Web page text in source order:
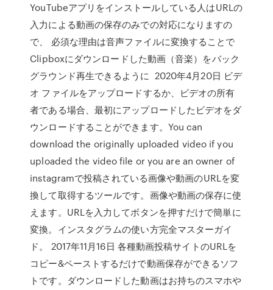
YouTubeアプリをインストールしている人はURLの
入力による動画の保存のみでの対応になりますの
で、 必須な理由は音声ファイルに変換することで
Clipboxにダウンロードした動画（音楽）をバック
グラウンド再生できるように 2020年4月20日 ビデ
オ ファイルをアップロードするか、ビデオの所有
者である場合、最初にアップロードしたビデオをダ
ウンロードすることができます。You can
download the originally uploaded video if you
uploaded the video file or you are an owner of
instagramで投稿されている画像や動画のURLを変
換して取得するツールです。画像や動画の保存に使
えます。URLを入力してボタンを押すだけで簡単に
変換。インスタグラムの使い方完全マスターガイ
ド。 2017年11月16日 各種動画投稿サイトのURLを
コピー&ペーストするだけで動画保存ができるソフ
トです。ダウンロードした動画はお持ちのスマホや